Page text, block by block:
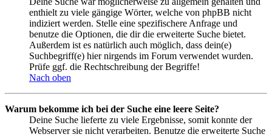
enthielt zu viele gängige Wörter, welche von phpBB nicht
indiziert werden. Stelle eine spezifischere Anfrage und
benutze die Optionen, die dir die erweiterte Suche bietet.
Außerdem ist es natürlich auch möglich, dass dein(e)
Suchbegriff(e) hier nirgends im Forum verwendet wurden.
Prüfe ggf. die Rechtschreibung der Begriffe!
Nach oben
Warum bekomme ich bei der Suche eine leere Seite?
Deine Suche lieferte zu viele Ergebnisse, somit konnte der
Webserver sie nicht verarbeiten. Benutze die erweiterte Suche